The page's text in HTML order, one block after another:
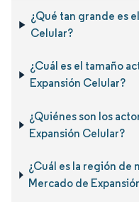
¿Qué tan grande es
Celular?
¿Cuál es el tamaño
Expansión Celular?
¿Quiénes son los
Expansión Celular?
¿Cuál es la región de
Mercado de